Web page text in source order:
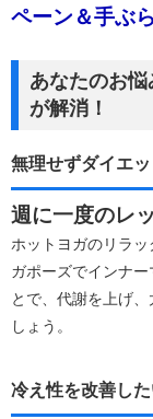
ペーン＆手ぶ
あなたのお
が解消！
無理せずダイエッ
週に一度のレ
ホットヨガのリラ
ガポーズでインナ
とで、代謝を上げ
しょう。
冷え性を改善した